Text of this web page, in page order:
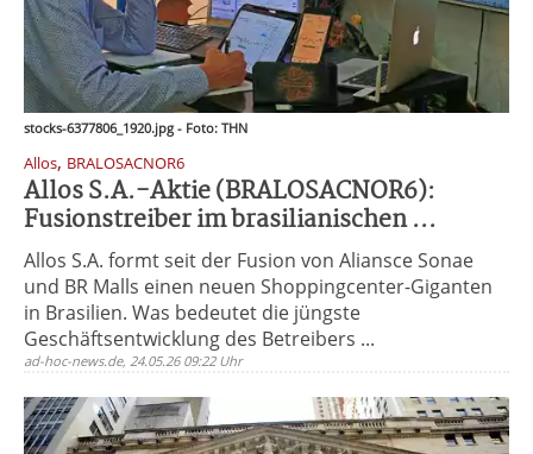
stocks-6377806_1920.jpg - Foto: THN
Allos, BRALOSACNOR6
Allos S.A.-Aktie (BRALOSACNOR6):
Fusionstreiber im brasilianischen ...
Allos S.A. formt seit der Fusion von Aliansce Sonae
und BR Malls einen neuen Shoppingcenter-Giganten
in Brasilien. Was bedeutet die jüngste
Geschäftsentwicklung des Betreibers ...
ad-hoc-news.de, 24.05.26 09:22 Uhr